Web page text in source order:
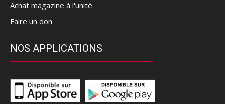
Achat magazine à l'unité
Faire un don
NOS APPLICATIONS